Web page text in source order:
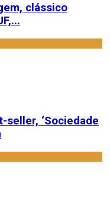
clássico
‘Sociedade